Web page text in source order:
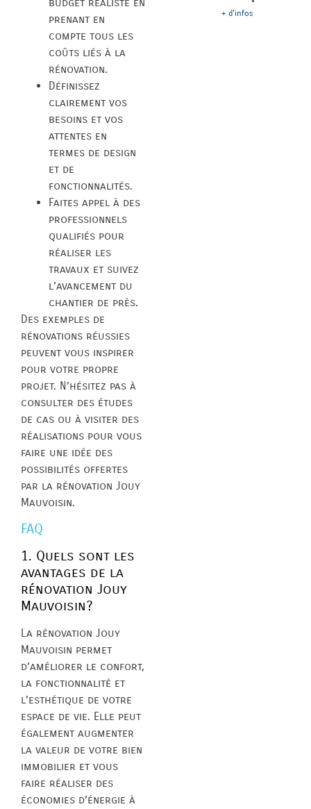
prenant en
compte tous les
coûts liés à la
rénovation.
Définissez
clairement vos
besoins et vos
attentes en
termes de design
et de
fonctionnalités.
Faites appel à des
professionnels
qualifiés pour
réaliser les
travaux et suivez
l’avancement du
chantier de près.
Des exemples de
rénovations réussies
peuvent vous inspirer
pour votre propre
projet. N’hésitez pas à
consulter des études
de cas ou à visiter des
réalisations pour vous
faire une idée des
possibilités offertes
par la rénovation Jouy
Mauvoisin.
FAQ
1. Quels sont les
avantages de la
rénovation Jouy
Mauvoisin?
La rénovation Jouy
Mauvoisin permet
d’améliorer le confort,
la fonctionnalité et
l’esthétique de votre
espace de vie. Elle peut
également augmenter
la valeur de votre bien
immobilier et vous
faire réaliser des
économies d’énergie à
+ d'infos